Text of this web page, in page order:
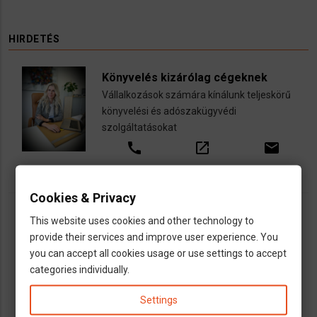
HIRDETÉS
Könyvelés kizárólag cégeknek
Vállalkozások számára kínálunk teljeskörű
könyvelési és adószakügyvédi
szolgáltatásokat
call open_in_new email
Cookies & Privacy
This website uses cookies and other technology to
provide their services and improve user experience. You
you can accept all cookies usage or use settings to accept
categories individually.
Settings